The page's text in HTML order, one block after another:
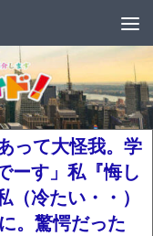
って大怪我。学
ーす」私『悔し
冷たい・・）
。驚愕だった